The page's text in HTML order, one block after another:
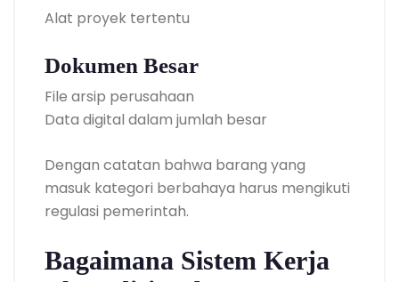
Alat proyek tertentu
Dokumen Besar
File arsip perusahaan
Data digital dalam jumlah besar
Dengan catatan bahwa barang yang
masuk kategori berbahaya harus mengikuti
regulasi pemerintah.
Bagaimana Sistem Kerja